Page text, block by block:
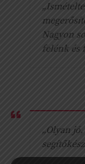
Nagyon
felénk és
„Olyan